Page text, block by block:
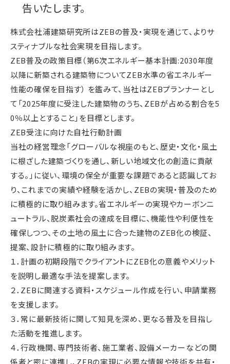
告いたします。
株式会社浦建築研究所はZEBの普及・実現を通じて、よりサ
スティナブルな社会実現を目指します。
ZEB普及の政策目標（第6次エネルギー基本計画:2030年度
以降に新築される建築物についてZEB水準の省エネルギー
性能の確保を目指す） を鑑みて、当社はZEBプランナーとし
て「2025年度に受注した建築物のうち、ZEBが占める割合を5
0％以上とすること」を目標とします。
ZEB受注に向けた自社行動計画
当社の経営理念「グローバルな視座のもと、歴史・文化・風土
に根ざした建築づくりを通し、新しい地域文化の創造に貢献
する。」に従い、環境の保全が重要な課題であると認識してお
り、これまでの実績や経験を活かし、ZEBの実現・普及のため
に積極的に取り組みます。省エネルギーの実現やカーボンニ
ュートラル、脱炭素社会の達成を目標に、機能性や利便性を
確保しつつ、その土地の風土に合った建物のZEB化の検証、
提案、設計に積極的に取り組みます。
１．計画の初期段階でクライアントにZEB化の意義やメリット
を説明し最適な手法を提案します。
２．ZEBに関連する資料・スケジュール作成を行い、申請業務
を支援します。
３．常に最新技術に関して知見を深め、更なる普及を目指し
た活動を推進します。
４．行政機関、専門技術者、施工業者、設備メーカーなどの関
係者と密に連携し、ZEBの実現に必要な情報や技術を共有・